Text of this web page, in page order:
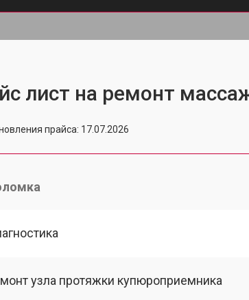
лист на ремонт
прайса: 17.07.2026
узла протяжки купюроприемника